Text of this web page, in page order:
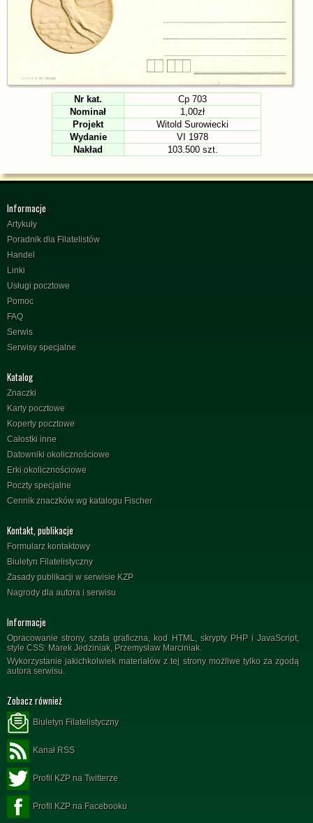
Nr kat.
Cp 703
Nominał
1,00zł
Projekt
Witold Surowiecki
Wydanie
VI 1978
Nakład
103.500 szt.
Informacje
Artykuły
Poradnik dla Filatelistów
Handel
Linki
Usługi pocztowe
Pomoc
FAQ
Serwis
Serwisy specjalne
Katalog
Znaczki
Karty pocztowe
Koperty pocztowe
Całostki inne
Datowniki okolicznościowe
Erki okolicznościowe
Poczty specjalne
Cennik znaczków wg katalogu Fischer
Kontakt, publikacje
Formularz kontaktowy
Biuletyn Filatelistyczny
Zasady publikacji w serwisie KZP
Nagrody dla autora i serwisu
Informacje
Opracowanie strony, szata graficzna, kod HTML, skrypty PHP i JavaScript,
style CSS: Marek Jedziniak, Przemysław Marciniak.
Wykorzystanie jakichkolwiek materiałów z tej strony możliwe tylko za zgodą
autora serwisu.
Zobacz również
Biuletyn Filatelistyczny
Kanał RSS
Profil KZP na Twitterze
Profil KZP na Facebooku